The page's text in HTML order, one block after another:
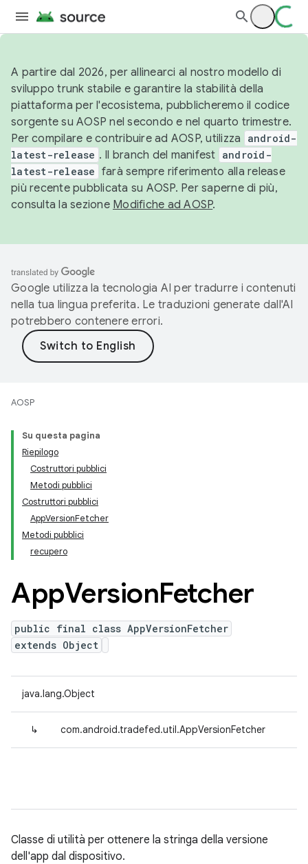
A partire dal 2026, per allinearci al nostro modello di
sviluppo trunk stabile e garantire la stabilità della
piattaforma per l'ecosistema, pubblicheremo il codice
sorgente su AOSP nel secondo e nel quarto trimestre.
Per compilare e contribuire ad AOSP, utilizza
android-
latest-release . Il branch del manifest android-
latest-release farà sempre riferimento alla release
più recente pubblicata su AOSP. Per saperne di più,
consulta la sezione Modifiche ad AOSP.
Google utilizza la tecnologia AI per tradurre i contenuti
nella tua lingua preferita. Le traduzioni generate dall'AI
potrebbero contenere errori.
AOSP
Su questa pagina
Riepilogo
Costruttori pubblici
Metodi pubblici
Costruttori pubblici
AppVersionFetcher
Metodi pubblici
recupero
AppVersionFetcher
public final class AppVersionFetcher
extends Object
java.lang.Object
↳ com.android.tradefed.util.AppVersionFetcher
Classe di utilità per ottenere la stringa della versione
dell'app dal dispositivo.